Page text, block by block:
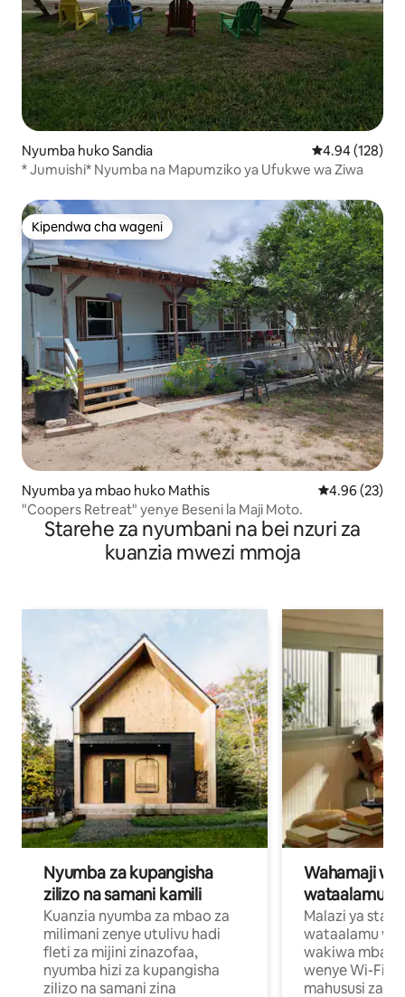
Nyumba huko Sandia Ukadiriaji wa
4.94 (128)
* Jumuishi* Nyumba na Mapumziko ya Ufukwe wa Ziwa
Kipendwa cha wageni
Kipendwa cha wageni
Nyumba ya mbao huko Mathis Ukadiriaji wa
4.96 (23)
"Coopers Retreat" yenye Beseni la Maji Moto.
Starehe za nyumbani na bei nzuri za
kuanzia mwezi mmoja
Nyumba za kupangisha
zilizo na samani kamili
Kuanzia nyumba za mbao za
milimani zenye utulivu hadi
fleti za mijini zinazofaa,
nyumba hizi za kupangisha
zilizo na samani zina
Wahamaji
wataalamu
Malazi ya
wataalamu
wakiwa mbali
wenye Wi-Fi
mahususi za